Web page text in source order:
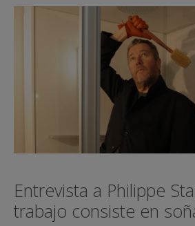
Entrevista a Philippe
trabajo consiste en